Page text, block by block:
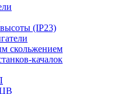
(IP23)
скольжением
качалок